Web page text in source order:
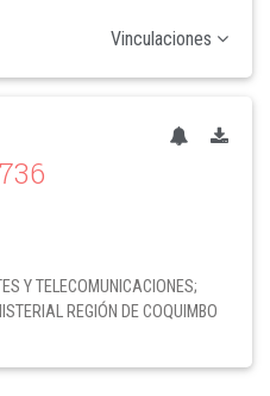
Vinculaciones
Y TELECOMUNICACIONES;
REGIÓN DE COQUIMBO